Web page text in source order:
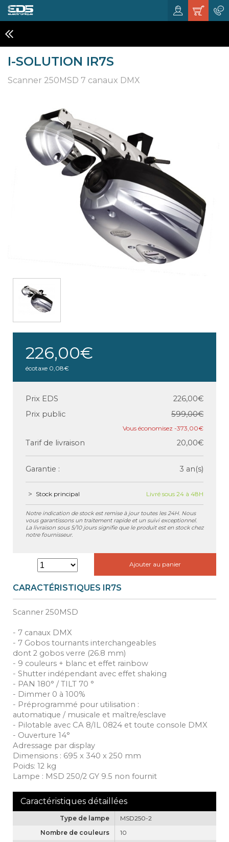
I-SOLUTION IR7S
Scanner 250MSD 7 canaux DMX
226,00€
écotaxe 0,08€
Prix EDS
226,00€
Prix public
599,00€
-373,00€
Tarif de livraison 20,00€
Garantie : 3 an(s)
Stock principal Livré sous 24 à 48H
Notre indication de stock est remise à jour toutes les 24H. Nous
vous garantissons un traitement rapide et un suivi exceptionnel.
La livraison sous 5/10 jours signifie que le produit est en stock chez
notre fournisseur.
Ajouter au panier
CARACTÉRISTIQUES IR7S
Scanner 250MSD
- 7 canaux DMX
- 7 Gobos tournants interchangeables
dont 2 gobos verre (26.8 mm)
- 9 couleurs + blanc et effet rainbow
- Shutter indépendant avec effet shaking
- PAN 180° / TILT 70 °
- Dimmer 0 à 100%
- Préprogrammé pour utilisation :
automatique / musicale et maître/esclave
- Pilotable avec CA 8/IL 0824 et toute console DMX
- Ouverture 14°
Adressage par display
Dimensions : 695 x 340 x 250 mm
Poids: 12 kg
Lampe : MSD 250/2 GY 9.5 non fournit
Type de lampe
MSD250-2
Nombre de couleurs
10